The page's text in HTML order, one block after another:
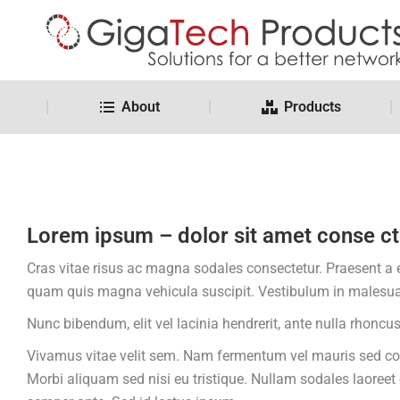
About Products
Lorem ipsum – dolor sit amet conse
Cras vitae risus ac magna sodales consectetur. Praesent
quam quis magna vehicula suscipit. Vestibulum in
Nunc bibendum, elit vel lacinia hendrerit, ante nulla
Vivamus vitae velit sem. Nam fermentum vel mauris sed
Morbi aliquam sed nisi eu tristique. Nullam sodales